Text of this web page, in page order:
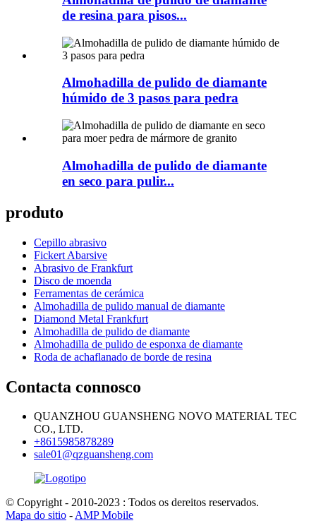
de resina para pisos...
Almohadilla de pulido de diamante
húmido de 3 pasos para pedra
Almohadilla de pulido de diamante
en seco para pulir...
produto
Cepillo abrasivo
Fickert Abarsive
Abrasivo de Frankfurt
Disco de moenda
Ferramentas de cerámica
Almohadilla de pulido manual de diamante
Diamond Metal Frankfurt
Almohadilla de pulido de diamante
Almohadilla de pulido de esponxa de diamante
Roda de achaflanado de borde de resina
Contacta connosco
QUANZHOU GUANSHENG NOVO MATERIAL TEC
CO., LTD.
+8615985878289
sale01@qzguansheng.com
© Copyright - 2010-2023 : Todos os dereitos reservados.
Mapa do sitio -AMP Mobile